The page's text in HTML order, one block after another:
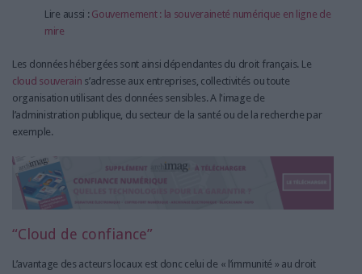
Lire aussi : Gouvernement : la souveraineté numérique en ligne de
mire
Les données hébergées sont ainsi dépendantes du droit français. Le
cloud souverain s’adresse aux entreprises, collectivités ou toute
organisation utilisant des données sensibles. A l'image de
l’administration publique, du secteur de la santé ou de la recherche par
exemple.
“Cloud de confiance”
L’avantage des acteurs locaux est donc celui de « l’immunité » au droit